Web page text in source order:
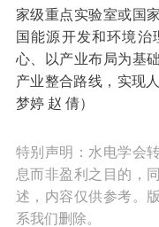
家级重点实验室或国
国能源开发和环境治
心、以产业布局为基
产业整合路线，实现
梦婷 赵 倩）
特别声明：水电学会
息而非盈利之目的，
述，内容仅供参考。
系我们删除。